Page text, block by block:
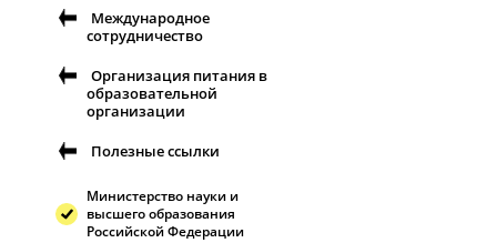
Международное
сотрудничество
Организация питания в
образовательной
организации
Полезные ссылки
Министерство науки и
высшего образования
Российской Федерации